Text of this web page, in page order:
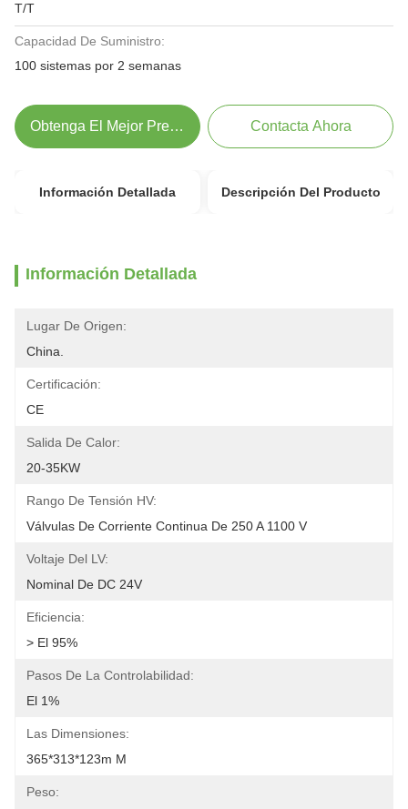
T/T
Capacidad De Suministro:
100 sistemas por 2 semanas
Obtenga El Mejor Precio Contacta Ahora
Información Detallada Descripción Del Producto
Información Detallada
Lugar De Origen:
China.
Certificación:
CE
Salida De Calor:
20-35KW
Rango De Tensión HV:
Válvulas De Corriente Continua De 250 A 1100 V
Voltaje Del LV:
Nominal De DC 24V
Eficiencia:
> El 95%
Pasos De La Controlabilidad:
El 1%
Las Dimensiones:
365*313*123m M
Peso: